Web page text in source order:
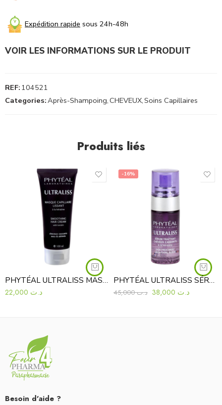
Expédition rapide sous 24h-48h
VOIR LES INFORMATIONS SUR LE PRODUIT
REF: 104521
Categories:Après-Shampoing,CHEVEUX,Soins Capillaires
Produits liés
PHYTÉAL ULTRALISS MASQUE LISSANT 100ML
د.ت
-16%
PHYTÉAL ULTRALISS SÉRUM TRAITANT 40ML
د.ت45,000 د.ت
Besoin d'aide ?